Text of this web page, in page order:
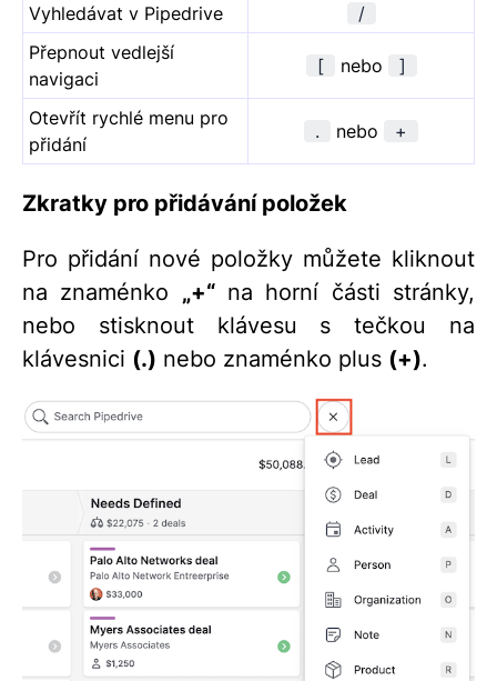
Vyhledávat v Pipedrive
/
Přepnout vedlejší
navigaci
[ nebo ]
Otevřít rychlé menu pro
přidání
. nebo +
Zkratky pro přidávání položek
Pro přidání nové položky můžete kliknout
na znaménko „+“na horní části stránky,
nebo stisknout klávesu s tečkou na
klávesnici (.) nebo znaménko plus (+).